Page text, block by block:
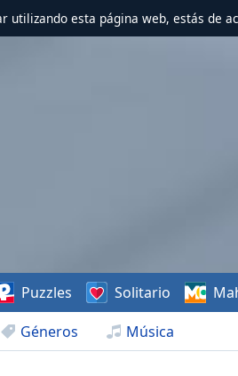
utilizando esta página web, estás de
Géneros Música
Puzzles Solitario